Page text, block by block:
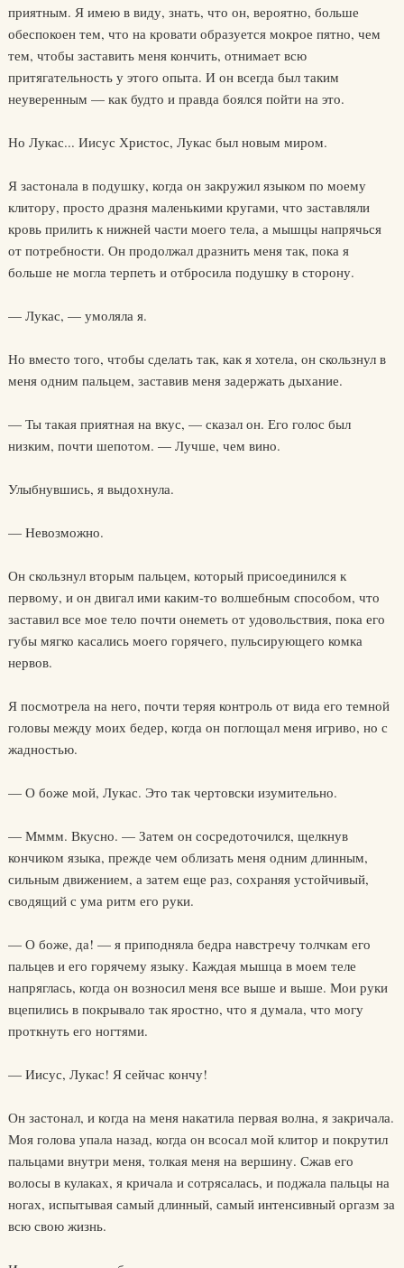
приятным. Я имею в виду, знать, что он, вероятно, больше
обеспокоен тем, что на кровати образуется мокрое пятно, чем
тем, чтобы заставить меня кончить, отнимает всю
притягательность у этого опыта. И он всегда был таким
неуверенным — как будто и правда боялся пойти на это.
Но Лукас... Иисус Христос, Лукас был новым миром.
Я застонала в подушку, когда он закружил языком по моему
клитору, просто дразня маленькими кругами, что заставляли
кровь прилить к нижней части моего тела, а мышцы напрячься
от потребности. Он продолжал дразнить меня так, пока я
больше не могла терпеть и отбросила подушку в сторону.
— Лукас, — умоляла я.
Но вместо того, чтобы сделать так, как я хотела, он скользнул в
меня одним пальцем, заставив меня задержать дыхание.
— Ты такая приятная на вкус, — сказал он. Его голос был
низким, почти шепотом. — Лучше, чем вино.
Улыбнувшись, я выдохнула.
— Невозможно.
Он скользнул вторым пальцем, который присоединился к
первому, и он двигал ими каким-то волшебным способом, что
заставил все мое тело почти онеметь от удовольствия, пока его
губы мягко касались моего горячего, пульсирующего комка
нервов.
Я посмотрела на него, почти теряя контроль от вида его темной
головы между моих бедер, когда он поглощал меня игриво, но с
жадностью.
— О боже мой, Лукас. Это так чертовски изумительно.
— Мммм. Вкусно. — Затем он сосредоточился, щелкнув
кончиком языка, прежде чем облизать меня одним длинным,
сильным движением, а затем еще раз, сохраняя устойчивый,
сводящий с ума ритм его руки.
— О боже, да! — я приподняла бедра навстречу толчкам его
пальцев и его горячему языку. Каждая мышца в моем теле
напряглась, когда он возносил меня все выше и выше. Мои руки
вцепились в покрывало так яростно, что я думала, что могу
проткнуть его ногтями.
— Иисус, Лукас! Я сейчас кончу!
Он застонал, и когда на меня накатила первая волна, я закричала.
Моя голова упала назад, когда он всосал мой клитор и покрутил
пальцами внутри меня, толкая меня на вершину. Сжав его
волосы в кулаках, я кричала и сотрясалась, и поджала пальцы на
ногах, испытывая самый длинный, самый интенсивный оргазм за
всю свою жизнь.